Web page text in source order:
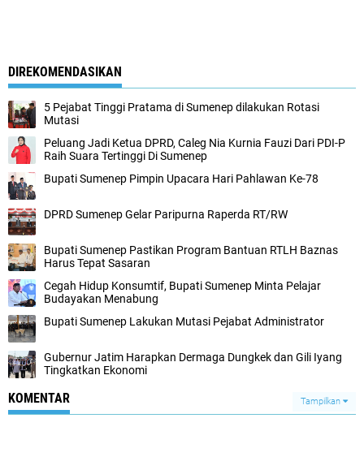
DIREKOMENDASIKAN
5 Pejabat Tinggi Pratama di Sumenep dilakukan Rotasi
Mutasi
Peluang Jadi Ketua DPRD, Caleg Nia Kurnia Fauzi Dari PDI-P
Raih Suara Tertinggi Di Sumenep
Bupati Sumenep Pimpin Upacara Hari Pahlawan Ke-78
DPRD Sumenep Gelar Paripurna Raperda RT/RW
Bupati Sumenep Pastikan Program Bantuan RTLH Baznas
Harus Tepat Sasaran
Cegah Hidup Konsumtif, Bupati Sumenep Minta Pelajar
Budayakan Menabung
Bupati Sumenep Lakukan Mutasi Pejabat Administrator
Gubernur Jatim Harapkan Dermaga Dungkek dan Gili Iyang
Tingkatkan Ekonomi
KOMENTAR Tampilkan